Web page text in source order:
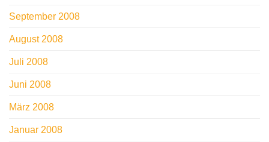
September 2008
August 2008
Juli 2008
Juni 2008
März 2008
Januar 2008